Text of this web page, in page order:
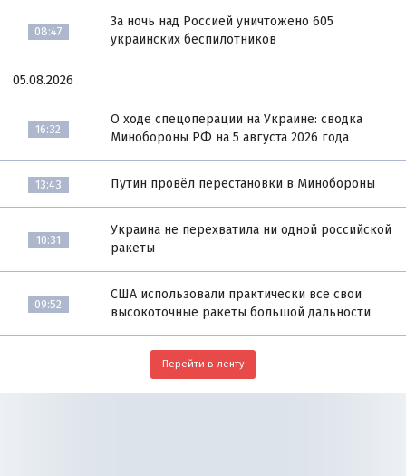
08:47
За ночь над Россией уничтожено 605
украинских беспилотников
05.08.2026
16:32
О ходе спецоперации на Украине: сводка
Минобороны РФ на 5 августа 2026 года
13:43 Путин провёл перестановки в Минобороны
10:31
Украина не перехватила ни одной российской
ракеты
09:52
США использовали практически все свои
высокоточные ракеты большой дальности
Перейти в ленту